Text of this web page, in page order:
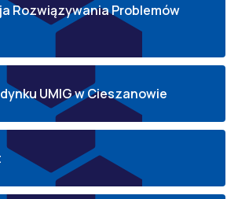
Rozwiązywania Problemów
UMIG w Cieszanowie